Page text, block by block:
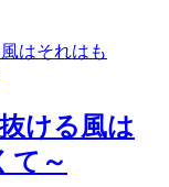
ける風は
て～